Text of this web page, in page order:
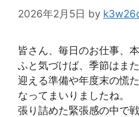
2026年2月5日 by
皆さん、毎日のお仕事、
ふと気づけば、季節はま
迎える準備や年度末の慌
なってまいりましたね。
張り詰めた緊張感の中で